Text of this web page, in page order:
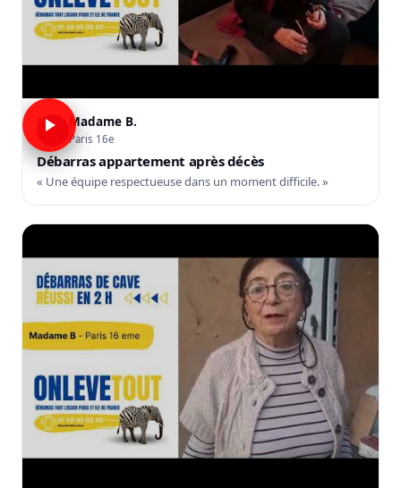
Madame B.
Paris 16e
Débarras appartement après décès
« Une équipe respectueuse dans un moment difficile. »